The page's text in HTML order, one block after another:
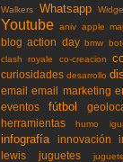
Walkers Whatsapp
Youtube aniv apple
blog action day bmw
clash royale co-creacion
curiosidades desarrollo
email email marketing
eventos
fútbol
herramientas humo
infografía
innovación
lewis
juguetes